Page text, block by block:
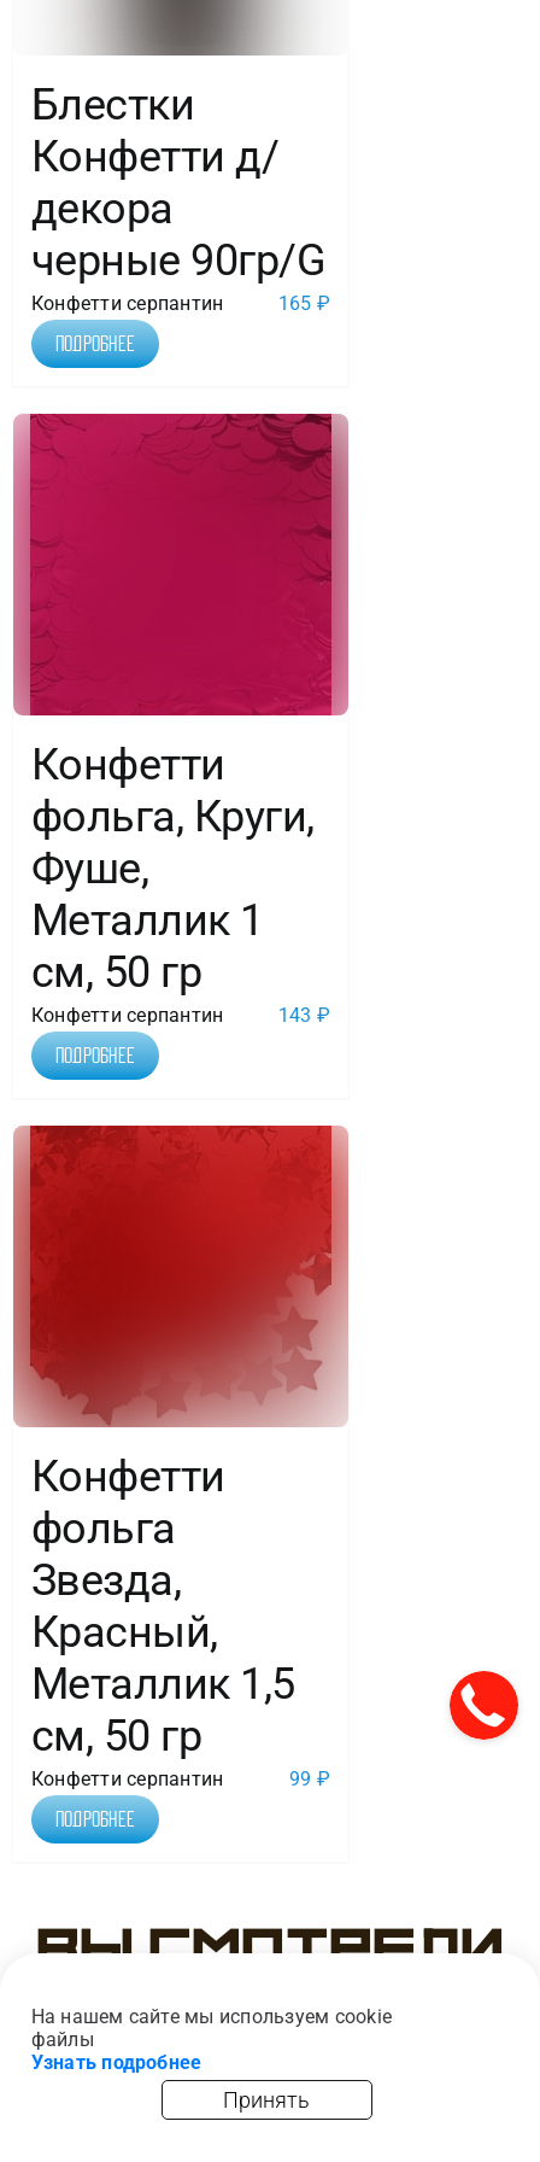
Блестки
Конфетти д/
декора
черные 90гр/G
Конфетти серпантин 165 ₽
Подробнее
Конфетти
фольга, Круги,
Фуше,
Металлик 1
см, 50 гр
Конфетти серпантин 143 ₽
Подробнее
Конфетти
фольга
Звезда,
Красный,
Металлик 1,5
см, 50 гр
Конфетти серпантин 99 ₽
Подробнее
Вы смотрели
На нашем сайте мы используем cookie
файлы
Узнать подробнее
Принять